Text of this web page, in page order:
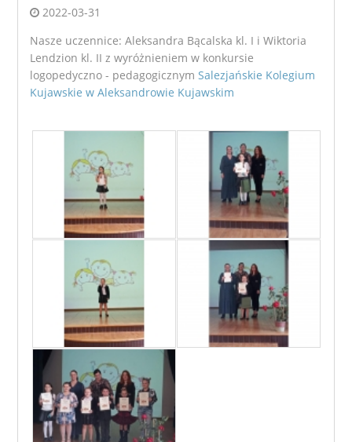
2022-03-31
Nasze uczennice: Aleksandra Bącalska kl. I i Wiktoria
Lendzion kl. II z wyróżnieniem w konkursie
logopedyczno - pedagogicznymSalezjańskie Kolegium
Kujawskie w Aleksandrowie Kujawskim